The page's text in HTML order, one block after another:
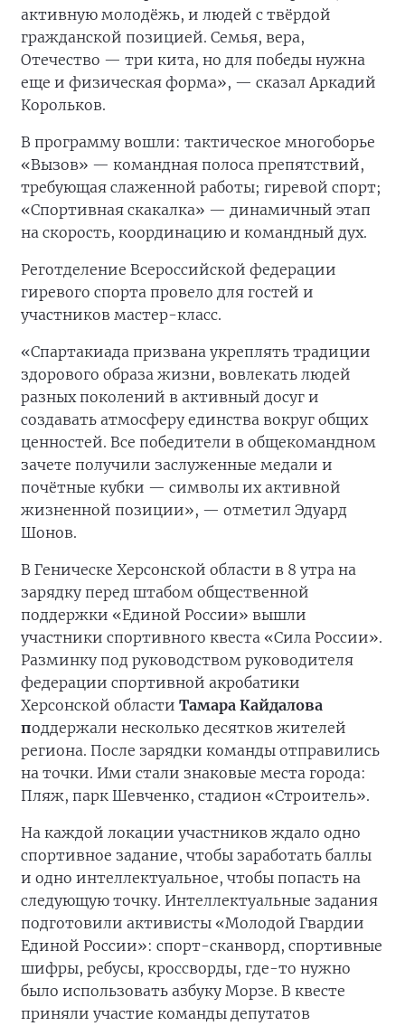
активную молодёжь, и людей с твёрдой
гражданской позицией. Семья, вера,
Отечество — три кита, но для победы нужна
еще и физическая форма», — сказал Аркадий
Корольков.
В программу вошли: тактическое многоборье
«Вызов» — командная полоса препятствий,
требующая слаженной работы; гиревой спорт;
«Спортивная скакалка» — динамичный этап
на скорость, координацию и командный дух.
Реготделение Всероссийской федерации
гиревого спорта провело для гостей и
участников мастер-класс.
«Спартакиада призвана укреплять традиции
здорового образа жизни, вовлекать людей
разных поколений в активный досуг и
создавать атмосферу единства вокруг общих
ценностей. Все победители в общекомандном
зачете получили заслуженные медали и
почётные кубки — символы их активной
жизненной позиции», — отметил Эдуард
Шонов.
В Геническе Херсонской области в 8 утра на
зарядку перед штабом общественной
поддержки «Единой России» вышли
участники спортивного квеста «Сила России».
Разминку под руководством руководителя
федерации спортивной акробатики
Херсонской области Тамара Кайдалова
поддержали несколько десятков жителей
региона. После зарядки команды отправились
на точки. Ими стали знаковые места города:
Пляж, парк Шевченко, стадион «Строитель».
На каждой локации участников ждало одно
спортивное задание, чтобы заработать баллы
и одно интеллектуальное, чтобы попасть на
следующую точку. Интеллектуальные задания
подготовили активисты «Молодой Гвардии
Единой России»: спорт-сканворд, спортивные
шифры, ребусы, кроссворды, где-то нужно
было использовать азбуку Морзе. В квесте
приняли участие команды депутатов